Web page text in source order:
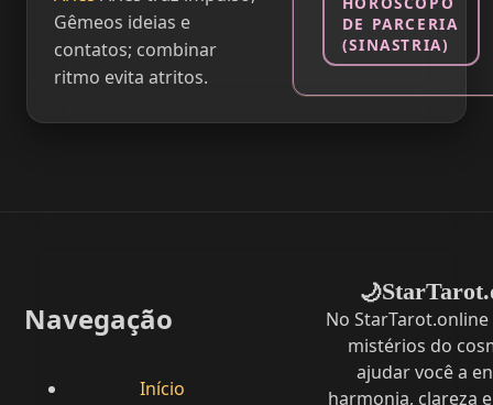
Gêmeos ideias e
contatos; combinar
ritmo evita atritos.
DE PARCERIA
(SINASTRIA)
Navegação
Início
🌙
No
mistérios do
ajudar você a
harmonia, clareza